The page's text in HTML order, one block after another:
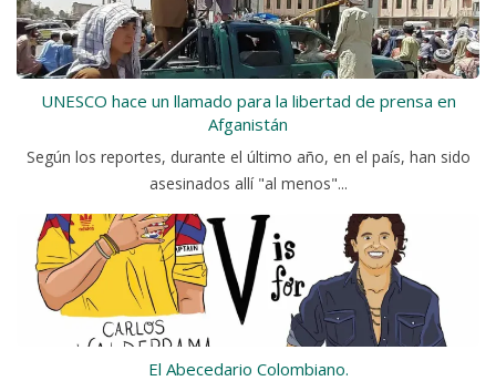
UNESCO hace un llamado para la libertad de prensa en
Afganistán
Según los reportes, durante el último año, en el país, han sido
asesinados allí "al menos"...
El Abecedario Colombiano.